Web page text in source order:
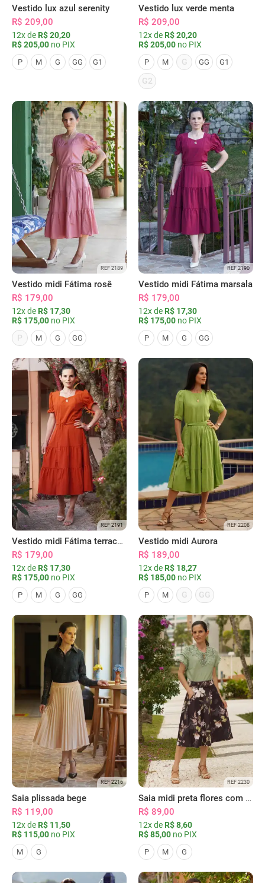
Vestido lux azul serenity
R$ 209,00
12x de R$ 20,20
R$ 205,00 no PIX
P M G GG G1
Vestido lux verde menta
R$ 209,00
12x de R$ 20,20
R$ 205,00 no PIX
P M G GG G1
G2
REF 2189
Vestido midi Fátima rosê
R$ 179,00
12x de R$ 17,30
R$ 175,00 no PIX
P
M G GG
REF 2190
Vestido midi Fátima marsala
R$ 179,00
12x de R$ 17,30
R$ 175,00 no PIX
P M G GG
REF 2191
Vestido midi Fátima terracota
R$ 179,00
12x de R$ 17,30
R$ 175,00 no PIX
P M G GG
REF 2208
Vestido midi Aurora
R$ 189,00
12x de R$ 18,27
R$ 185,00 no PIX
P M G GG
REF 2216
Saia plissada bege
R$ 119,00
12x de R$ 11,50
R$ 115,00 no PIX
M G
REF 2230
Saia midi preta flores com bolsos
R$ 89,00
12x de R$ 8,60
R$ 85,00 no PIX
P M G